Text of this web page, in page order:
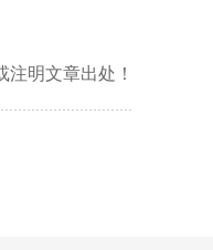
明文章出处！